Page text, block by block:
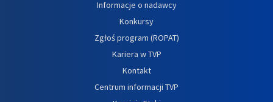
Informacje o nadawcy
Konkursy
Zgłoś program (ROPAT)
Kariera w TVP
Kontakt
Centrum informacji TVP